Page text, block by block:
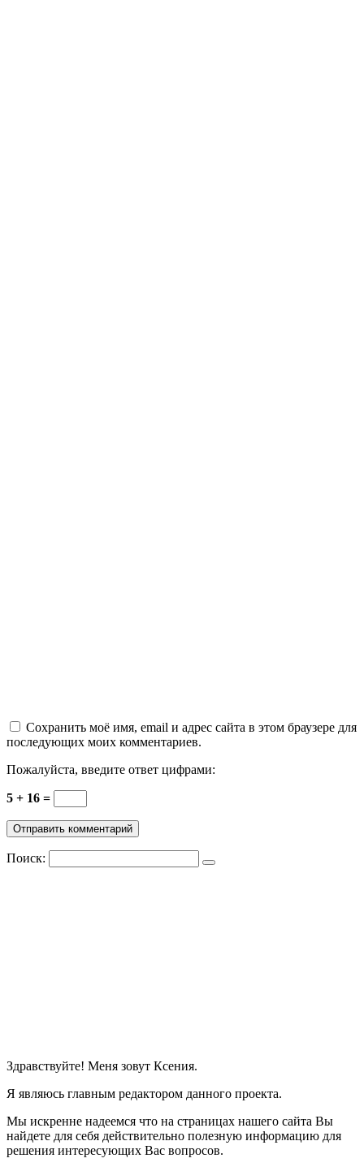
Сохранить моё имя, email и адрес сайта в этом браузере для
последующих моих комментариев.
Пожалуйста, введите ответ цифрами:
5 + 16 =
Поиск:
Здравствуйте! Меня зовут Ксения.
Я являюсь главным редактором данного проекта.
Мы искренне надеемся что на страницах нашего сайта Вы
найдете для себя действительно полезную информацию для
решения интересующих Вас вопросов.